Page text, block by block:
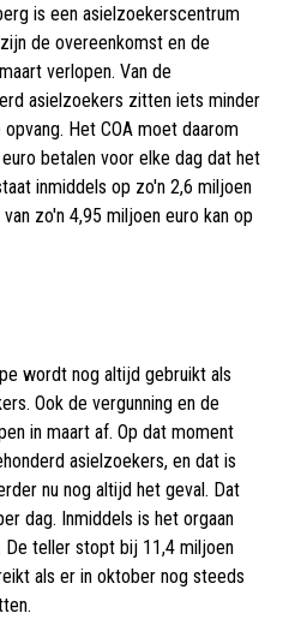
is een asielzoekerscentrum
de overeenkomst en de
verlopen. Van de
asielzoekers zitten iets minder
Het COA moet daarom
betalen voor elke dag dat het
inmiddels op zo'n 2,6 miljoen
zo'n 4,95 miljoen euro kan op
wordt nog altijd gebruikt als
Ook de vergunning en de
in maart af. Op dat moment
asielzoekers, en dat is
nu nog altijd het geval. Dat
dag. Inmiddels is het orgaan
teller stopt bij 11,4 miljoen
als er in oktober nog steeds